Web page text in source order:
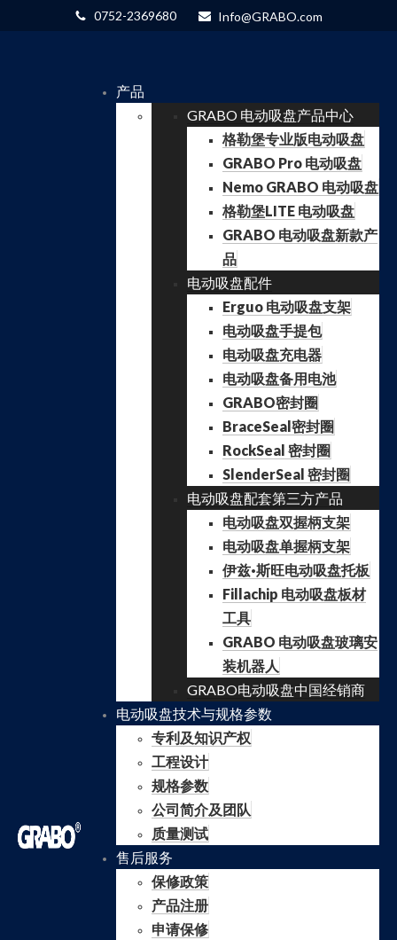
0752-2369680 Info@GRABO.com
产品
GRABO 电动吸盘产品中心
格勒堡专业版电动吸盘
GRABO Pro 电动吸盘
Nemo GRABO 电动吸盘
格勒堡LITE 电动吸盘
GRABO 电动吸盘新款产
品
电动吸盘配件
Erguo 电动吸盘支架
电动吸盘手提包
电动吸盘充电器
电动吸盘备用电池
GRABO密封圈
BraceSeal密封圈
RockSeal 密封圈
SlenderSeal 密封圈
电动吸盘配套第三方产品
电动吸盘双握柄支架
电动吸盘单握柄支架
伊兹·斯旺电动吸盘托板
Fillachip 电动吸盘板材
工具
GRABO 电动吸盘玻璃安
装机器人
GRABO电动吸盘中国经销商
电动吸盘技术与规格参数
专利及知识产权
工程设计
规格参数
公司简介及团队
质量测试
售后服务
保修政策
产品注册
申请保修